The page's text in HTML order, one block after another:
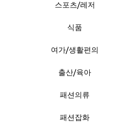
스포츠/레저
식품
여가/생활편의
출산/육아
패션의류
패션잡화